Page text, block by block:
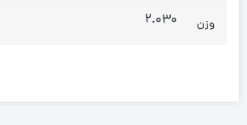
وزن 2.030